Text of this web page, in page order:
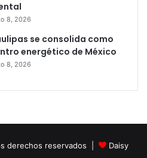
8, 2026
se consolida como
energético de México
8, 2026
derechos reservados | Daisy